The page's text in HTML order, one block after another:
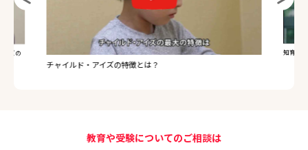
知育のレッスンを受講中の生徒保護者さまへインタビュー
受験の
教育や受験についてのご相談は